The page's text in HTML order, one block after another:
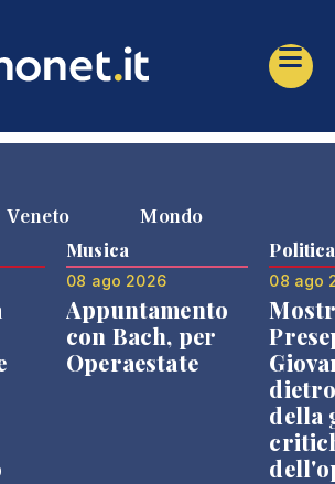
Veneto Mondo
Musica
08 ago 2026
Appuntamento
con Bach, per
Operaestate
Politica
08 ago
della